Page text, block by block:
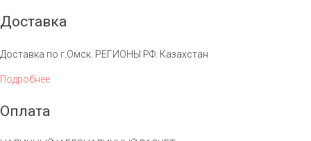
Доставка
Доставка по г.Омск. РЕГИОНЫ РФ. Казахстан
Подробнее
Оплата